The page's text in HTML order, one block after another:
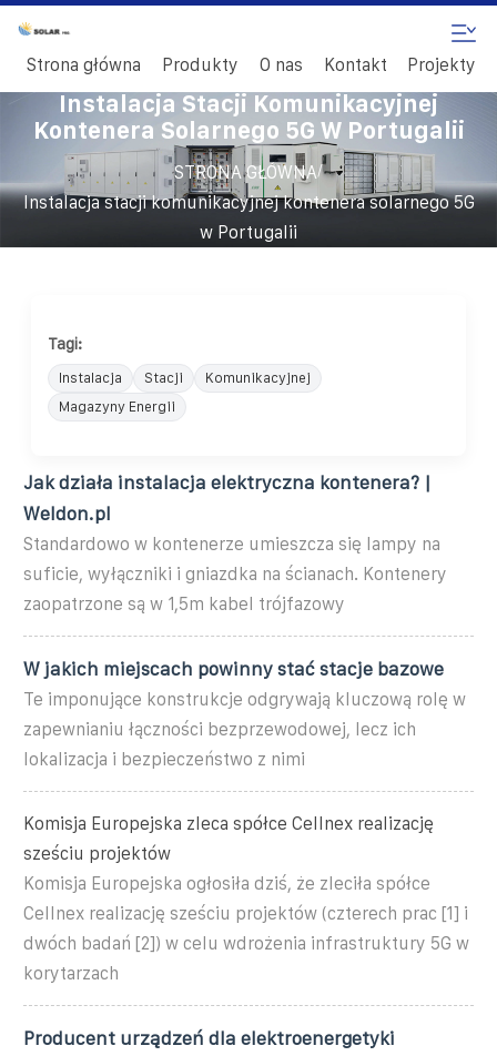
Strona główna Produkty O nas Kontakt Projekty
Instalacja Stacji Komunikacyjnej
Kontenera Solarnego 5G W Portugalii
STRONA GŁÓWNA/
Instalacja stacji komunikacyjnej kontenera solarnego 5G
w Portugalii
Tagi:
Instalacja Stacji
Komunikacyjnej
Magazyny Energii
Jak działa instalacja elektryczna kontenera? |
Weldon.pl
Standardowo w kontenerze umieszcza się lampy na
suficie, wyłączniki i gniazdka na ścianach. Kontenery
zaopatrzone są w 1,5m kabel trójfazowy
W jakich miejscach powinny stać stacje bazowe
Te imponujące konstrukcje odgrywają kluczową rolę w
zapewnianiu łączności bezprzewodowej, lecz ich
lokalizacja i bezpieczeństwo z nimi
Komisja Europejska zleca spółce Cellnex realizację
sześciu projektów
Komisja Europejska ogłosiła dziś, że zleciła spółce
Cellnex realizację sześciu projektów (czterech prac [1] i
dwóch badań [2]) w celu wdrożenia infrastruktury 5G w
korytarzach
Producent urządzeń dla elektroenergetyki